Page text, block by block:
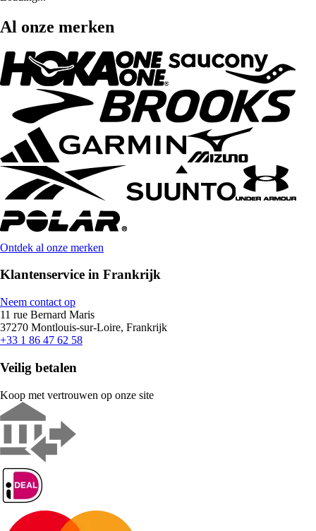
Al onze merken
Ontdek al onze merken
Klantenservice in Frankrijk
Neem contact op
11 rue Bernard Maris
37270 Montlouis-sur-Loire, Frankrijk
+33 1 86 47 62 58
Veilig betalen
Koop met vertrouwen op onze site